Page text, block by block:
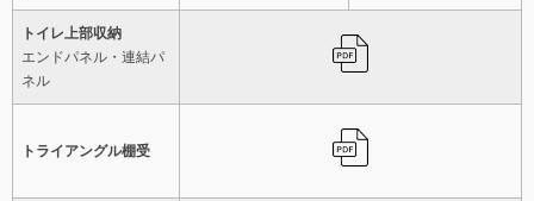
トイレ上部収納
エンドパネル・連結パ
ネル
トライアングル棚受